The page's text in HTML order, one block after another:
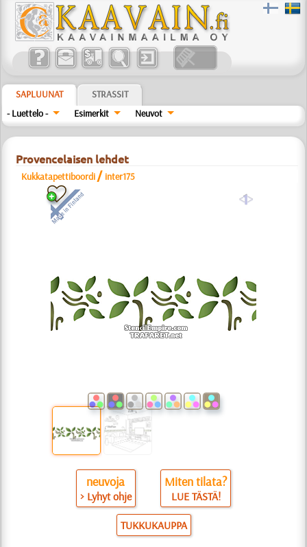
SAPLUUNAT
STRASSIT
- Luettelo -
Esimerkit Neuvot
Provencelaisen lehdet
Kukkatapettiboordi / inter175
a
neuvoja
> Lyhyt ohje
Miten tilata?
LUE TÄSTÄ!
TUKKUKAUPPA